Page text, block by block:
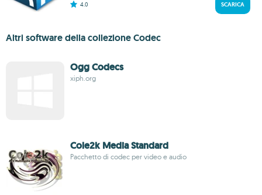
4.0 SCARICA
Altri software della collezione Codec
Ogg Codecs
xiph.org
Cole2k Media Standard
Pacchetto di codec per video e audio